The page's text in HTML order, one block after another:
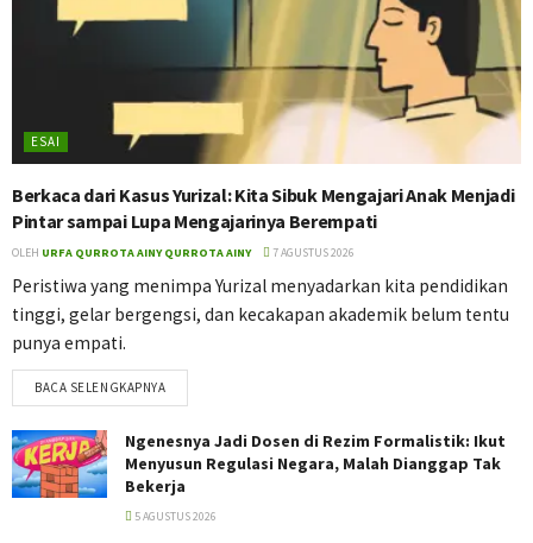
ESAI
Berkaca dari Kasus Yurizal: Kita Sibuk Mengajari Anak Menjadi
Pintar sampai Lupa Mengajarinya Berempati
OLEH URFA QURROTA AINY QURROTA AINY 7 AGUSTUS 2026
Peristiwa yang menimpa Yurizal menyadarkan kita pendidikan
tinggi, gelar bergengsi, dan kecakapan akademik belum tentu
punya empati.
BACA SELENGKAPNYA
Ngenesnya Jadi Dosen di Rezim Formalistik: Ikut
Menyusun Regulasi Negara, Malah Dianggap Tak
Bekerja
5 AGUSTUS 2026